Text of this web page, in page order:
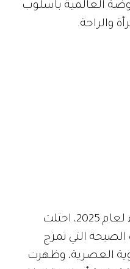
العالمية بأسلوب
والراحة.
في موسمَي: الخريف والشتاء لعام 2025، احتلت
التي تمزج
العصرية، وظهرت